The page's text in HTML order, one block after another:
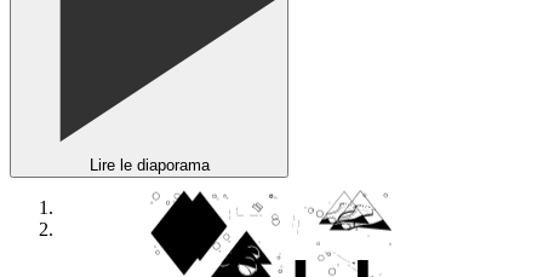
Lire le diaporama